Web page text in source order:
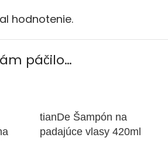
hodnotenie.
páčilo…
tianDe Šampón na
padajúce vlasy 420ml